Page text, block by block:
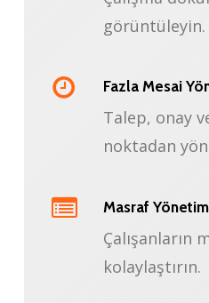
görüntüleyin.
Fazla Mesai
Talep, onay
noktadan
Masraf
Çalışanların
kolaylaştırın.